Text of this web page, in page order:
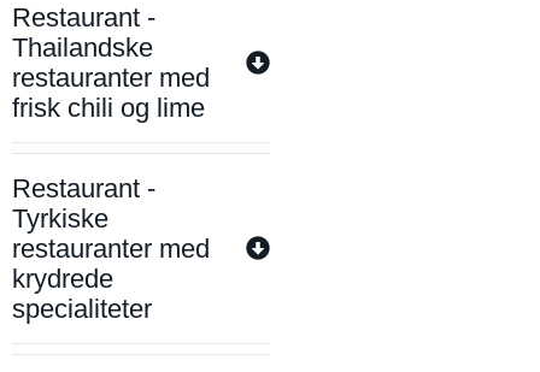
Restaurant -
Thailandske
restauranter med
frisk chili og lime
Restaurant -
Tyrkiske
restauranter med
krydrede
specialiteter